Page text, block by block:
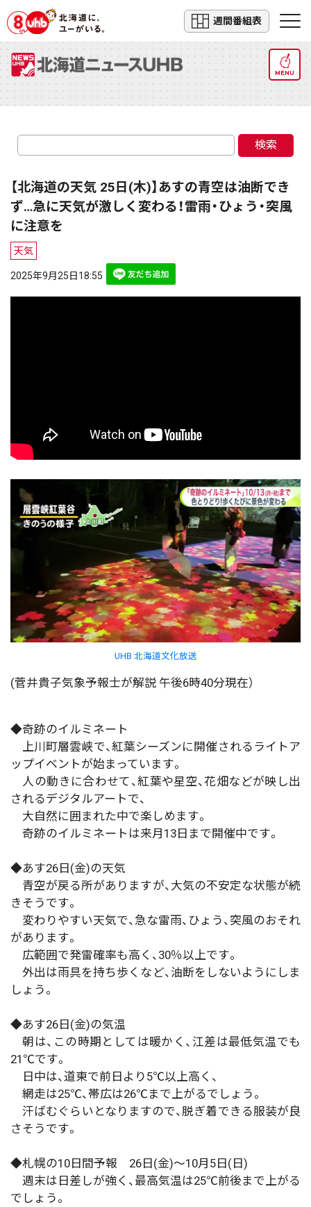
週間番組表
MENU
検索
【北海道の天気 25日(木)】あすの青空は油断でき
ず…急に天気が激しく変わる！雷雨・ひょう・突風
に注意を
天気
2025年9月25日18:55
UHB 北海道文化放送
(菅井貴子気象予報士が解説 午後6時40分現在）
◆奇跡のイルミネート
上川町層雲峡で、紅葉シーズンに開催されるライトア
ップイベントが始まっています。
人の動きに合わせて、紅葉や星空、花畑などが映し出
されるデジタルアートで、
大自然に囲まれた中で楽しめます。
奇跡のイルミネートは来月13日まで開催中です。
◆あす26日(金)の天気
青空が戻る所がありますが、大気の不安定な状態が続
きそうです。
変わりやすい天気で、急な雷雨、ひょう、突風のおそれ
があります。
広範囲で発雷確率も高く、30％以上です。
外出は雨具を持ち歩くなど、油断をしないようにしま
しょう。
◆あす26日(金)の気温
朝は、この時期としては暖かく、江差は最低気温でも
21℃です。
日中は、道東で前日より5℃以上高く、
網走は25℃、帯広は26℃まで上がるでしょう。
汗ばむぐらいとなりますので、脱ぎ着できる服装が良
さそうです。
◆札幌の10日間予報 26日(金)～10月5日(日)
週末は日差しが強く、最高気温は25℃前後まで上がる
でしょう。